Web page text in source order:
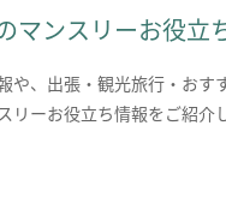
マンスリーお役立
や、出張・観光旅行・おす
リーお役立ち情報をご紹介